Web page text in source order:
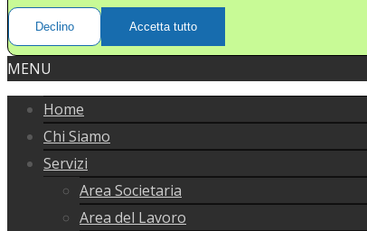
Declino Accetta tutto
MENU
Home
Chi Siamo
Servizi
Area Societaria
Area del Lavoro